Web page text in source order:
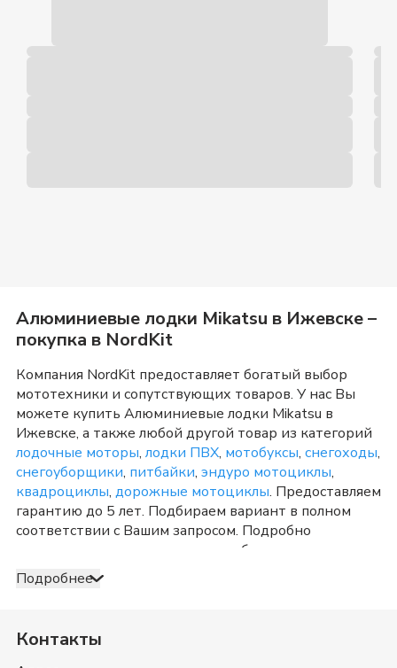
Алюминиевые лодки Mikatsu в Ижевске–
покупка в NordKit
Компания NordKit предоставляет богатый выбор
мототехники и сопутствующих товаров. У нас Вы
можете купить Алюминиевые лодки Mikatsu в
Ижевске, а также любой другой товар из категорий
лодочные моторы, лодки ПВХ, мотобуксы, снегоходы,
снегоуборщики, питбайки, эндуро мотоциклы,
квадроциклы, дорожные мотоциклы. Предоставляем
гарантию до 5 лет. Подбираем вариант в полном
соответствии с Вашим запросом. Подробно
консультируем и отвечаем на любые вопросы по
телефону и в шоу-руме в
категорииАлюминиевые лодки Mikatsu
Ижевске
Оплата принимается несколькими способами:
Подробнее
Контакты